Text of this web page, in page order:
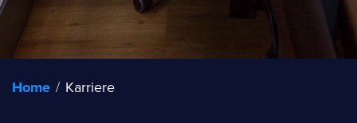
Home / Karriere